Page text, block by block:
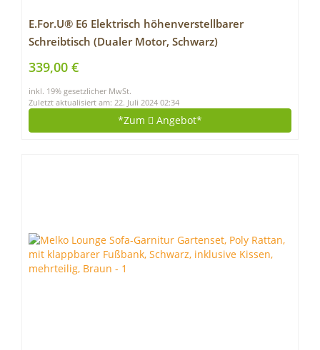
E.For.U® E6 Elektrisch höhenverstellbarer
Schreibtisch (Dualer Motor, Schwarz)
höhenverstellbares Tischgestell 2 Motoren，3-
Fach-Teleskop, mit Memory-Steuerung (Schwarz)
339,00 €
inkl. 19% gesetzlicher MwSt.
Zuletzt aktualisiert am: 22. Juli 2024 02:34
*Zum Angebot*